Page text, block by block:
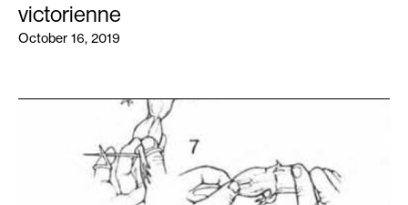
victorienne
October 16, 2019